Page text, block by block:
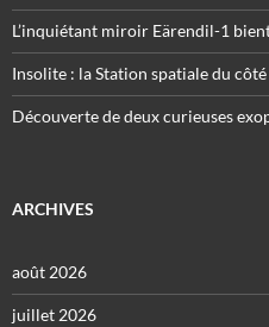
L’inquiétant miroir Eärendil-1
Insolite : la Station spatiale du
Découverte de deux curieuses
ARCHIVES
août 2026
juillet 2026